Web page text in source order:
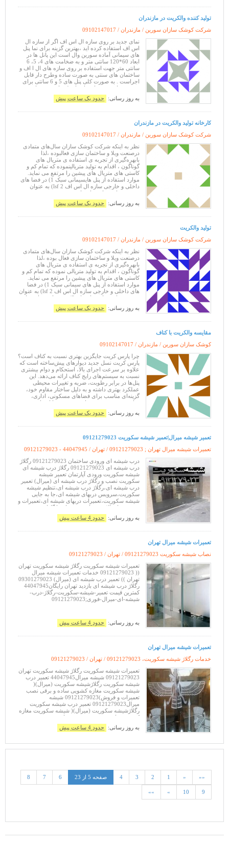
تولید کننده والکریت در مازندران
شرکت کوشک سازان سورین / مازندران / 09102147017
نمای جدید بر روی سازه ال اس اف اگر از سازه ال
اس اف استفاده کرده اید ،بهترین گزینه برای نما پنل
های سیمانی آماده سورین وال است این پانل ها در
ابعاد 60*120 سانتی متر و به ضخامت های 4، 5، 6
سانتی متر جهت استفاده بر روی سازه های ال ا اف و
ساختمان های سنتی به صورت ساده وطرح دار قابل
اجراست . به صورت کلی پنل های 5 و 6 سانتی برای
پوشش خارجی و نما و پنل های 4 سانتی نیز برای
پوشش داخلی دیوار
به روز رسانی: حدود یک ساعت پیش
کارخانه تولید والکریت در مازندران
شرکت کوشک سازان سورین / مازندران / 09102147017
نظر به اینکه شرکت کوشک سازان سال‌های متمادی
درصنعت ویلا و ساختمان سازی فعالبوده ،لذا
بابهره‌گیری از تجربه ی استفاده ی متریال های
گوناگون ، اقدام به تولید متریالینموده که تمام کم و
کاستی های متریال های پیشین را مرتفع می نماید.
موارد استفاده از پنل هایسیمانی سبک 1) در فضا های
داخلی و خارجی سازه ال اس اف lsf 2) به عنوان
پوشش نهایی نمای ساختمان
به روز رسانی:
حدود یک ساعت پیش
تولید والکریت
شرکت کوشک سازان سورین / مازندران / 09102147017
نظر به اینکه شرکت کوشک سازان سال‌های متمادی
درصنعت ویلا و ساختمان سازی فعال بوده ،لذا
بابهره‌گیری از تجربه ی استفاده ی متریال های
گوناگون ، اقدام به تولید متریالی نموده که تمام کم و
کاستی های متریال های پیشین را مرتفع می نماید.
موارد استفاده از پنل های سیمانی سبک 1) در فضا
های داخلی و خارجی سازه ال اس اف lsf 2) به عنوان
پوشش نهایی نمای ساختمان 3) به عنوان دیوار جدا
به روز رسانی: حدود یک ساعت پیش
مقایسه والکریت با کناف
کوشک سازان سورین / مازندران / 09102147017
چرا پارس کریت جایگزین بهتری نسبت به کناف است؟
پارس کریت نسل جدید دیوارهای پیش‌ساخته است که
علاوه بر سرعت اجرای بالا، استحکام و دوام بیشتری
نسبت به سیستم‌های رایج کناف ارائه می‌دهد. این
پنل‌ها در برابر رطوبت، ضربه و تغییرات محیطی
عملکرد بهتری داشته و به دلیل ساختار مقاوم خود،
گزینه‌ای مناسب برای فضاهای مسکونی، اداری،
تجاری و صنعتی هستند. از مهم‌ترین مزایای پارس
کریت می‌توان به عایق مناسب صوتی و ح
به روز رسانی: حدود یک ساعت پیش
تعمیر شیشه میرال|تعمیر شیشه سکوریت 09121279023
تعمیرات شیشه میرال تهران ; 09121279023 / تهران /
09121279023 - 44047945
درب شیشه ای ورودی ساختمان 09121279023 رگلاژ
درب شیشه ای 09121279023 رگلاژ درب شیشه ای
شیشه سکوریت ورودی آپارتمان تعمیر شیشه
سکوریت نصب و رگلاژ درب شیشه ای (میرال) تعمیر
درب شیشه ای،رگلاژ درب شیشه ای،تنظیم شیشه
سکوریت،سرویس دربهای شیشه ای،جا به جایی
شیشه سکوریت،تعمیرات دربهای شیشه ای،تعمیرات و
فروش یراق الات دربهای شیشه ای با گارانتی بدون
قید و شرط، رگلاژ شیشه سکوریت یکساعته و با
نازلترین قیمت
به روز رسانی: حدود 4 ساعت پیش
تعمیرات شیشه میرال تهران
نصاب شیشه سکوریت 09121279023 / تهران /
09121279023
تعمیرات شیشه سکوریت رگلاژ شیشه سکوریت تهران
(( 09121279023 خدمات تعمیرات شیشه میرال
تهران )) تعمیر درب شیشه ای (میرال) 09301279023
رگلاژ درب شیشه ای بازدید تهران رایگان44047945
کمترین قیمت تعمیر-شیشه-سکوریت-رگلاژ-درب-
شیشه-ای-میرال-فوری;09121279023
به روز رسانی: حدود 4 ساعت پیش
تعمیرات شیشه میرال تهران
خدمات رگلاژ شیشه سکوریت، 09121279023 / تهران /
09121279023
تعمیرات شیشه سکوریت رگلاژ شیشه سکوریت تهران
09121279023 شیشه میرال44047945 تعمیر درب
شیشه سکوریت رگلاژشیشه سکوریت (میرال)(
شیشه سکوریت مغازه کشویی ساده و برقی نصب
تعمیرات و فروش)09121279023 شیشه
میرال09121279023 تعمیر درب شیشه سکوریت
رگلاژشیشه سکوریت (میرال)( شیشه سکوریت مغازه
کشویی ساده و برقی نصب تعمیرات و
شیشه سکوریت مغازه کشویی ساده و برقی نصب
به روز رسانی: حدود 4 ساعت پیش
««
«
1
2
3
4 صفحه 5 از 23 6
7
8
9
10
»
»»